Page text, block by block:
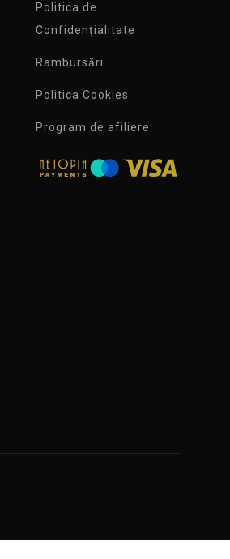
Politica de
Confidențialitate
Rambursări
Politica Cookies
Program de afiliere